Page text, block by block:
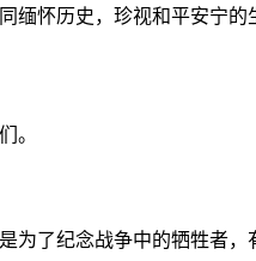
缅怀历史，珍视和平安宁的
。
了纪念战争中的牺牲者，